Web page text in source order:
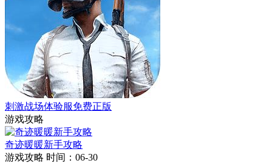
刺激战场体验服免费正版
游戏攻略
奇迹暖暖新手攻略
游戏攻略 时间：06-30